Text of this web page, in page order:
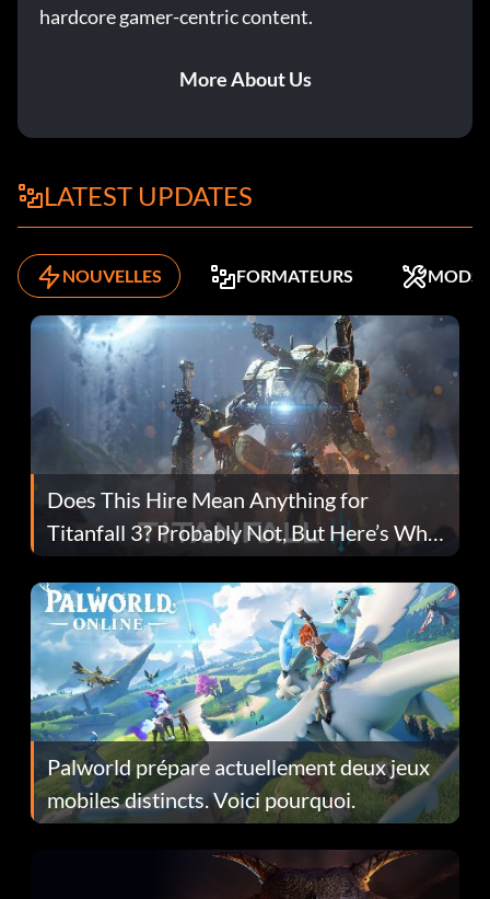
hardcore gamer-centric content.
More About Us
LATEST UPDATES
NOUVELLES FORMATEURS MODS
Does This Hire Mean Anything for
Titanfall 3? Probably Not, But Here’s Why
Fans Are Hopeful
Palworld prépare actuellement deux jeux
mobiles distincts. Voici pourquoi.